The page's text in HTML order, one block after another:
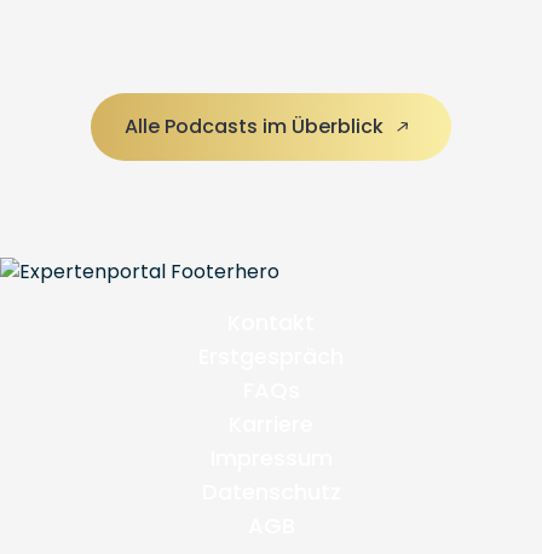
Alle Podcasts im Überblick